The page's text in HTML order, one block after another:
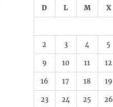
D L M X
2 3 4 5
9 10 11 12
16 17 18 19
23 24 25 26